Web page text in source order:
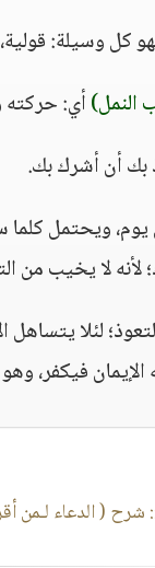
كل وسيلة: قولية،
النمل)أي:
بك أن أشرك بك.
ويحتمل كلما
لا يخيب من
لئلا
فيكفر،
شرح ( الدعاء لـمن